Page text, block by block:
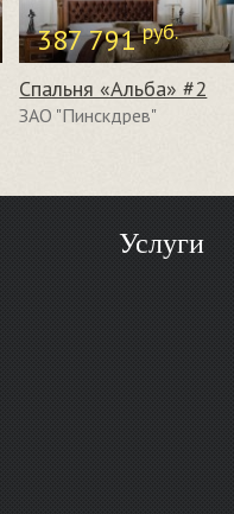
387 791руб.
Спальня «Альба» #2
ЗАО "Пинскдрев"
Услуги